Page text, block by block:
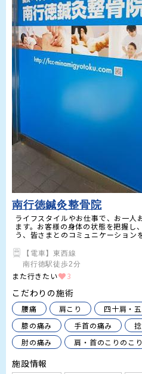
南行徳鍼灸整骨院
ライフスタイルやお仕事で、お一人
ます。お客様の身体の状態を把握し
う、皆さまとのコミュニケーション
【電車】東西線
南行徳駅徒歩2分
また行きたい 3
こだわりの施術
腰痛 肩こり 四十肩・
膝の痛み
手首の痛み
肘の痛み
肩・首のこりのこ
施設情報